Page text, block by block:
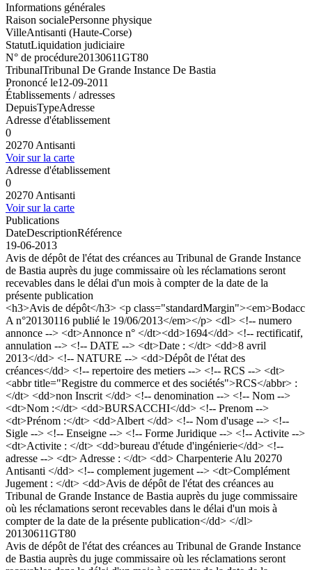
Informations générales
Raison socialePersonne physique
VilleAntisanti (Haute-Corse)
StatutLiquidation judiciaire
N° de procédure20130611GT80
TribunalTribunal De Grande Instance De Bastia
Prononcé le12-09-2011
Établissements / adresses
DepuisTypeAdresse
Adresse d'établissement
0
20270 Antisanti
Voir sur la carte
Adresse d'établissement
0
20270 Antisanti
Voir sur la carte
Publications
DateDescriptionRéférence
19-06-2013
Avis de dépôt de l'état des créances au Tribunal de Grande Instance
de Bastia auprès du juge commissaire où les réclamations seront
recevables dans le délai d'un mois à compter de la date de la
présente publication
<h3>Avis de dépôt</h3> <p class="standardMargin"><em>Bodacc
A n°20130116 publié le 19/06/2013</em></p> <dl> <!-- numero
annonce --> <dt>Annonce n° </dt><dd>1694</dd> <!-- rectificatif,
annulation --> <!-- DATE --> <dt>Date : </dt> <dd>8 avril
2013</dd> <!-- NATURE --> <dd>Dépôt de l'état des
créances</dd> <!-- repertoire des metiers --> <!-- RCS --> <dt>
<abbr title="Registre du commerce et des sociétés">RCS</abbr> :
</dt> <dd>non Inscrit </dd> <!-- denomination --> <!-- Nom -->
<dt>Nom :</dt> <dd>BURSACCHI</dd> <!-- Prenom -->
<dt>Prénom :</dt> <dd>Albert </dd> <!-- Nom d'usage --> <!--
Sigle --> <!-- Enseigne --> <!-- Forme Juridique --> <!-- Activite -->
<dt>Activite : </dt> <dd>bureau d'étude d'ingénierie</dd> <!--
adresse --> <dt> Adresse : </dt> <dd> Charpenterie Alu 20270
Antisanti </dd> <!-- complement jugement --> <dt>Complément
Jugement : </dt> <dd>Avis de dépôt de l'état des créances au
Tribunal de Grande Instance de Bastia auprès du juge commissaire
où les réclamations seront recevables dans le délai d'un mois à
compter de la date de la présente publication</dd> </dl>
20130611GT80
Avis de dépôt de l'état des créances au Tribunal de Grande Instance
de Bastia auprès du juge commissaire où les réclamations seront